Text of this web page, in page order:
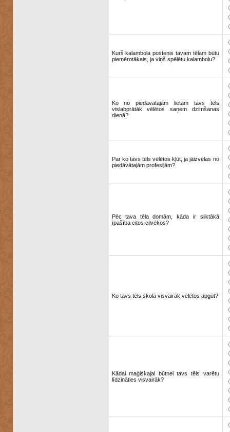
Kurš kalambola postenis tavam tēlam būtu
piemērotākais, ja viņš spēlētu kalambolu?
Ko no piedāvātajām lietām tavs tēls
vislabprātāk vēlētos saņem dzimšanas
dienā?
Par ko tavs tēls vēlētos kļūt, ja jāizvēlas no
piedāvātajām profesijām?
Pēc tava tēla domām, kāda ir sliktākā
īpašība citos cilvēkos?
Ko tavs tēls skolā visvairāk vēlētos apgūt?
Kādai maģiskajai būtnei tavs tēls varētu
līdzināties visvairāk?